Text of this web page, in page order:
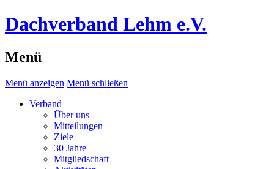
Dachverband Lehm e.V.
Menü
Menü anzeigen Menü schließen
Verband
Über uns
Mitteilungen
Ziele
30 Jahre
Mitgliedschaft